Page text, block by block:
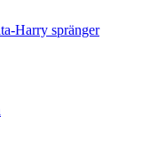
Harry spränger